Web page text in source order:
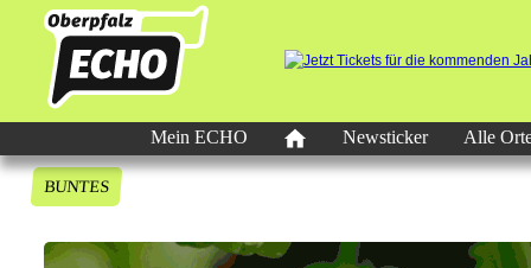
Mein ECHO Newsticker Alle
BUNTES